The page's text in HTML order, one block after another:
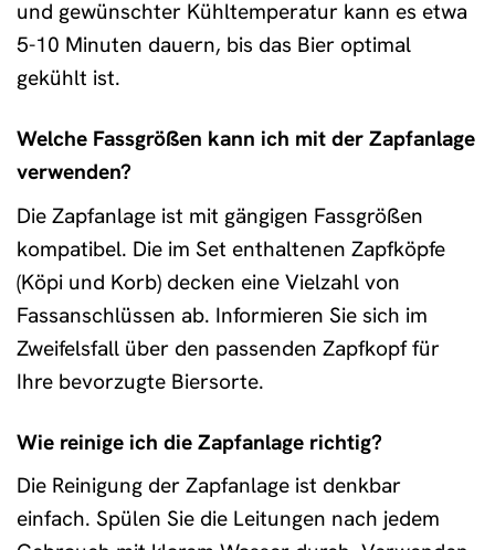
und gewünschter Kühltemperatur kann es etwa
5-10 Minuten dauern, bis das Bier optimal
gekühlt ist.
Welche Fassgrößen kann ich mit der Zapfanlage
verwenden?
Die Zapfanlage ist mit gängigen Fassgrößen
kompatibel. Die im Set enthaltenen Zapfköpfe
(Köpi und Korb) decken eine Vielzahl von
Fassanschlüssen ab. Informieren Sie sich im
Zweifelsfall über den passenden Zapfkopf für
Ihre bevorzugte Biersorte.
Wie reinige ich die Zapfanlage richtig?
Die Reinigung der Zapfanlage ist denkbar
einfach. Spülen Sie die Leitungen nach jedem